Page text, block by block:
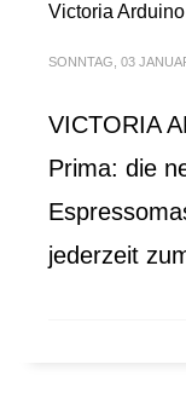
Victoria
SONNTAG, 03
VICTORIA
Prima: die
jederzeit